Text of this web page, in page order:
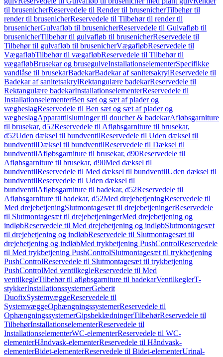
til brusenicherReservedele til Render til brusenicherTilbehør til
render til brusenicherReservedele til Tilbehør til render til
brusenicherGulvafløb til brusenicherReservedele til Gulvafløb til
brusenicherTilbehør til gulvafløb til brusenicherReservedele til
Tilbehør til gulvafløb til brusenicherVægafløbReservedele til
VægafløbTilbehør til vægafløbReservedele til Tilbehør til
vægafløbBrusekar og brusegulveInstallationselementerSpecifikke
vandlåse til brusekarBadekarBadekar af sanitetsakrylReservedele til
Badekar af sanitetsakrylRektangulære badekarReservedele til
Rektangulære badekarInstallationselementerReservedele til
InstallationselementerBen sæt og sæt af plader og
vægbeslagReservedele til Ben sæt og sæt af plader og
vægbeslagApparattilslutninger til doucher & badekarAfløbsgarniture
til brusekar, d52Reservedele til Afløbsgarniture til brusekar,
d52Uden dæksel til bundventilReservedele til Uden dæksel til
bundventilDæksel til bundventilReservedele til Dæksel til
bundventilAfløbsgarniture til brusekar, d90Reservedele til
Afløbsgarniture til brusekar, d90Med dæksel til
bundventilReservedele til Med dæksel til bundventilUden dæksel til
bundventilReservedele til Uden dæksel til
bundventilAfløbsgarniture til badekar, d52Reservedele til
Afløbsgarniture til badekar, d52Med drejebetjeningReservedele til
Med drejebetjeningSlutmontagesæt til drejebetjeningerReservedele
til Slutmontagesæt til drejebetjeningerMed drejebetjening og
indløbReservedele til Med drejebetjening og indløbSlutmontagesæt
til drejebetjening og indløbReservedele til Slutmontagesæt til
drejebetjening og indløbMed trykbetjening PushControlReservedele
til Med trykbetjening PushControlSlutmontagesæt til trykbetjening
PushControlReservedele til Slutmontagesæt til trykbetjening
PushControlMed ventilkegleReservedele til Med
ventilkegleTilbehør til afløbsgarniture til badekarVentilkeglerT-
stykkerInstallationssystemerGeberit
DuofixSystemvæggeReservedele til
SystemvæggeOphængningssystemerReservedele til
OphængningssystemerGipsbeklædningerTilbehørReservedele til
TilbehørInstallationselementerReservedele til
InstallationselementerWC-elementerReservedele til WC-
elementerHåndvask-elementerReservedele til Håndvask-
elementerBidet-elementerReservedele til Bidet-elementerUrinal-